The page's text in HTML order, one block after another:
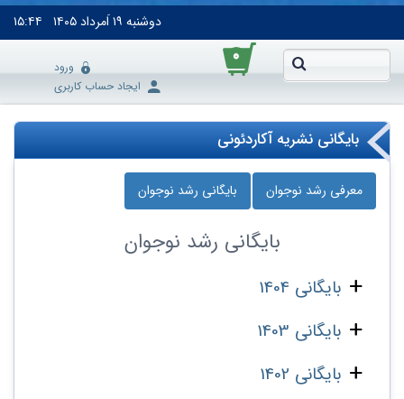
دوشنبه ۱۹ اَمرداد ۱۴۰۵ ۱۵:۴۴
۰
ورود
ایجاد حساب کاربری
بایگانی نشریه آکاردئونی
معرفی رشد نوجوان بایگانی رشد نوجوان
بایگانی رشد نوجوان
بایگانی 1404
بایگانی 1403
بایگانی 1402